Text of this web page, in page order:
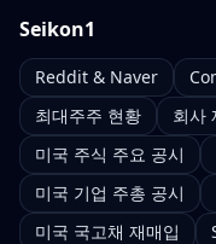
Seikon1
Reddit & Naver
최대주주 현황
회사
미국 주식 주요 공시
미국 기업 주총 공시
미국 국고채 재매입